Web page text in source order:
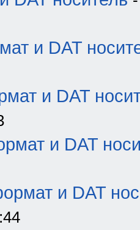
и DAT
и DAT
и DAT
и DAT